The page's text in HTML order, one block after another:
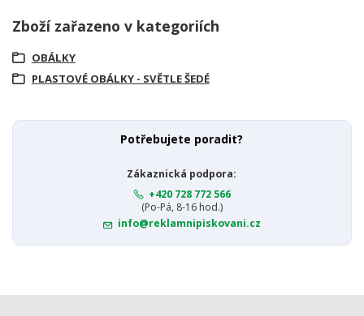
Zboží zařazeno v kategoriích
OBÁLKY
PLASTOVÉ OBÁLKY - SVĚTLE ŠEDÉ
Potřebujete poradit?
Zákaznická podpora:
+420 728 772 566
(Po-Pá, 8-16 hod.)
info@reklamnipiskovani.cz